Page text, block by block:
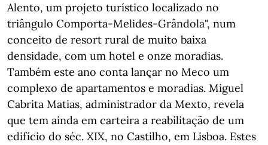
Alento, um projeto turístico localizado no
triângulo Comporta-Melides-Grândola", num
conceito de resort rural de muito baixa
densidade, com um hotel e onze moradias.
Também este ano conta lançar no Meco um
complexo de apartamentos e moradias. Miguel
Cabrita Matias, administrador da Mexto, revela
que tem ainda em carteira a reabilitação de um
edifício do séc. XIX, no Castilho, em Lisboa. Estes